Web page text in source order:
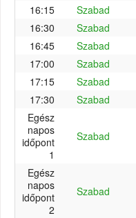
16:15
Szabad
16:30
Szabad
16:45
Szabad
17:00
Szabad
17:15
Szabad
17:30
Szabad
Egész
napos
időpont
1
Szabad
Egész
napos
időpont
2
Szabad